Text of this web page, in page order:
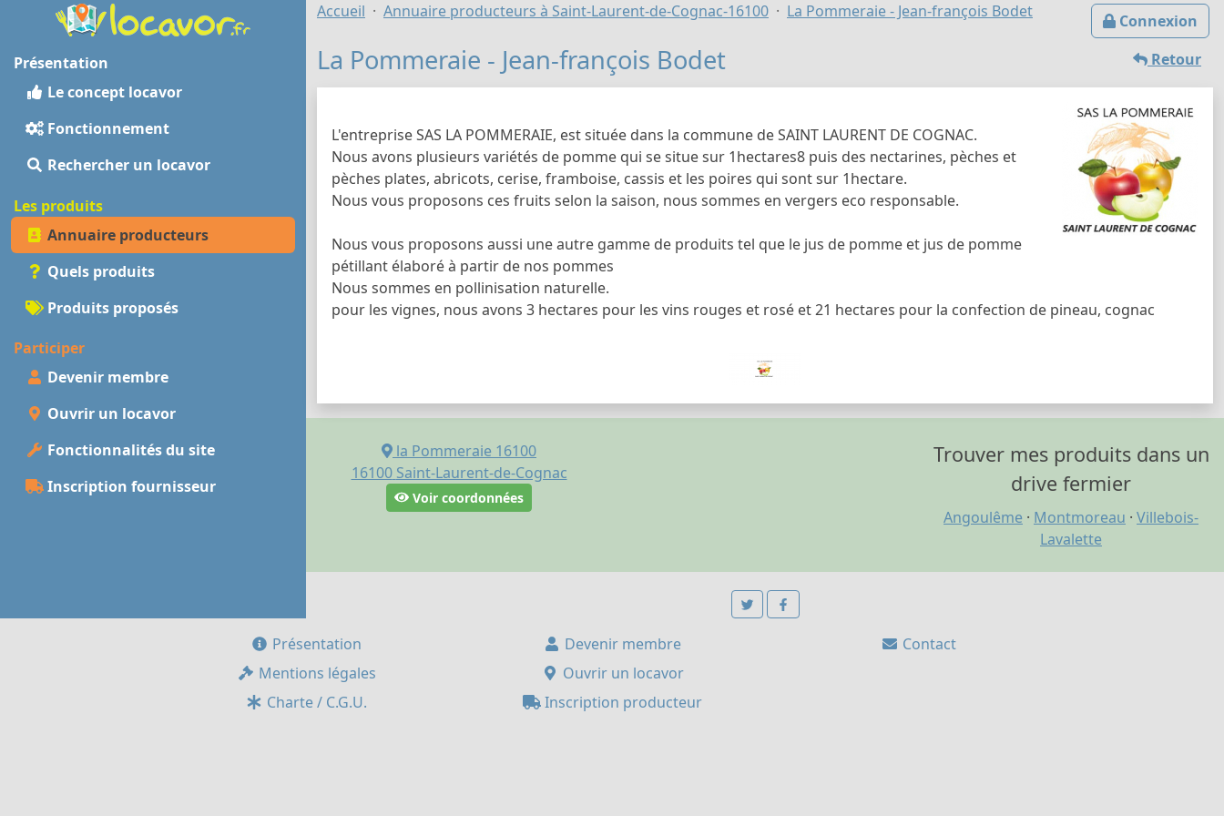
Présentation
Le concept locavor
Fonctionnement
Rechercher un locavor
Les produits
Annuaire producteurs
Quels produits
Produits proposés
Participer
Devenir membre
Ouvrir un locavor
Fonctionnalités du site
Inscription fournisseur
Connexion
Accueil Annuaire producteurs à Saint-Laurent-de-Cognac-16100 La Pommeraie - Jean-françois Bodet
Retour
La Pommeraie - Jean-françois Bodet
L'entreprise SAS LA POMMERAIE, est située dans la commune de SAINT LAURENT DE COGNAC.
Nous avons plusieurs variétés de pomme qui se situe sur 1hectares8 puis des nectarines, pèches et
pèches plates, abricots, cerise, framboise, cassis et les poires qui sont sur 1hectare.
Nous vous proposons ces fruits selon la saison, nous sommes en vergers eco responsable.
Nous vous proposons aussi une autre gamme de produits tel que le jus de pomme et jus de pomme
pétillant élaboré à partir de nos pommes
Nous sommes en pollinisation naturelle.
pour les vignes, nous avons 3 hectares pour les vins rouges et rosé et 21 hectares pour la confection de pineau, cognac
la Pommeraie 16100
16100 Saint-Laurent-de-Cognac
Voir coordonnées
Trouver mes produits dans un
drive fermier
Angoulême · Montmoreau · Villebois-
Lavalette
Présentation
Mentions légales
Charte / C.G.U.
Devenir membre
Ouvrir un locavor
Inscription producteur
Contact